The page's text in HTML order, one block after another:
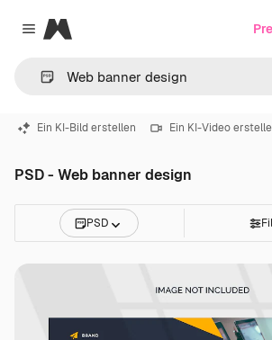
Close menu
Magnific
Ein KI-Bild erstellen Ein KI-Video
PSD - Web banner design
PSD